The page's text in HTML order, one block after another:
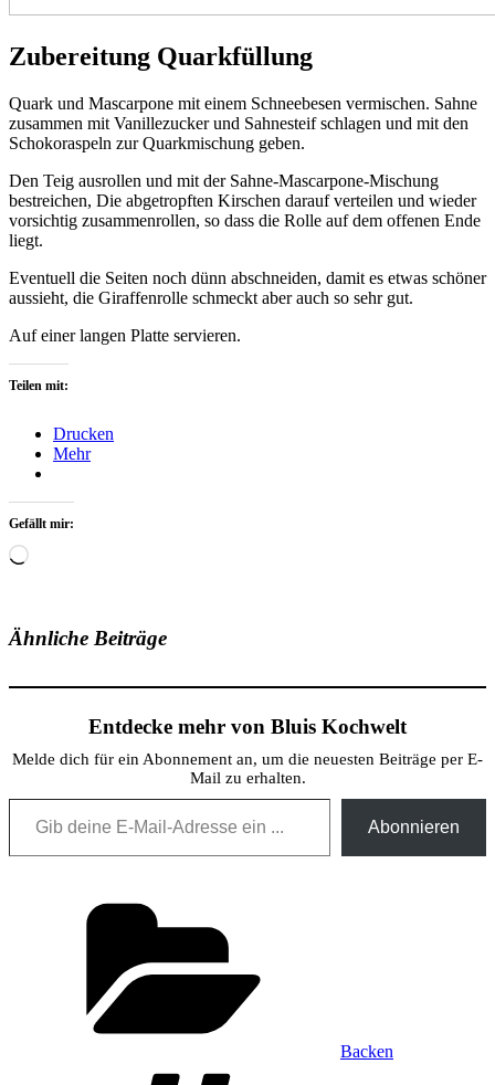
Zubereitung Quarkfüllung
Quark und Mascarpone mit einem Schneebesen vermischen. Sahne
zusammen mit Vanillezucker und Sahnesteif schlagen und mit den
Schokoraspeln zur Quarkmischung geben.
Den Teig ausrollen und mit der Sahne-Mascarpone-Mischung
bestreichen, Die abgetropften Kirschen darauf verteilen und wieder
vorsichtig zusammenrollen, so dass die Rolle auf dem offenen Ende
liegt.
Eventuell die Seiten noch dünn abschneiden, damit es etwas schöner
aussieht, die Giraffenrolle schmeckt aber auch so sehr gut.
Auf einer langen Platte servieren.
Teilen mit:
Drucken
Mehr
Gefällt mir:
Wird
Ähnliche Beiträge
Entdecke mehr von Bluis Kochwelt
Melde dich für ein Abonnement an, um die neuesten Beiträge per E-
Mail zu erhalten.
Gib deine E-Mail-Adresse ein ...
Abonnieren
Backen